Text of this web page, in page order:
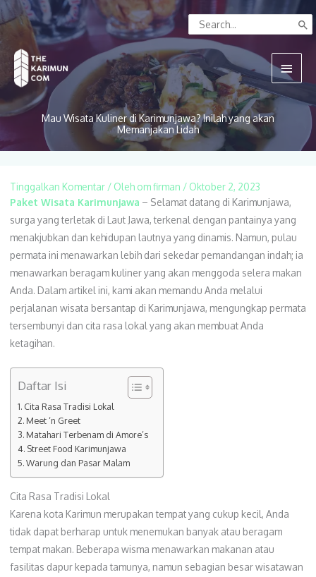
Lewati
ke
konten
Search
for:
Menu
Mau Wisata Kuliner di Karimunjawa? Inilah yang akan
Memanjakan Lidah
Tinggalkan Komentar / Oleh om firman / Oktober 2, 2023
Paket Wisata Karimunjawa – Selamat datang di Karimunjawa,
surga yang terletak di Laut Jawa, terkenal dengan pantainya yang
menakjubkan dan kehidupan lautnya yang dinamis. Namun, pulau
permata ini menawarkan lebih dari sekedar pemandangan indah; ia
menawarkan beragam kuliner yang akan menggoda selera makan
Anda. Dalam artikel ini, kami akan memandu Anda melalui
perjalanan wisata bersantap di Karimunjawa, mengungkap permata
tersembunyi dan cita rasa lokal yang akan membuat Anda
ketagihan.
Daftar Isi
Cita Rasa Tradisi Lokal
Meet ‘n Greet
Matahari Terbenam di Amore’s
Street Food Karimunjawa
Warung dan Pasar Malam
Cita Rasa Tradisi Lokal
Karena kota Karimun merupakan tempat yang cukup kecil, Anda
tidak dapat berharap untuk menemukan banyak atau beragam
tempat makan. Beberapa wisma menawarkan makanan atau
fasilitas dapur kepada tamunya, namun sebagian besar wisatawan